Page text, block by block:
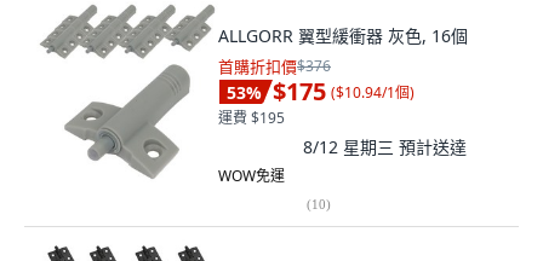
ALLGORR 翼型緩衝器 灰色, 16個
首購折扣價$376
53% $175 ($10.94/1個)
運費 $195
8/12 星期三 預計送達
WOW免運
(10)